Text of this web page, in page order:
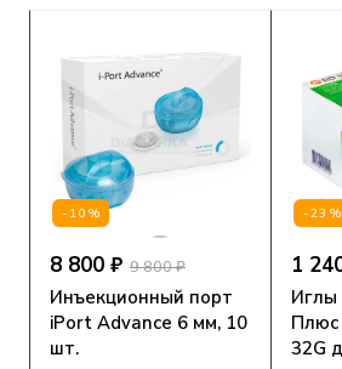
-10%
8 800 ₽ 9 800 ₽
Инъекционный порт
iPort Advance 6 мм, 10
шт.
-23%
1
Плюс
32G